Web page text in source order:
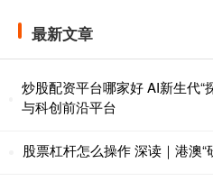
最新文章
炒股配资平台哪家好 AI新生代“
与科创前沿平台
股票杠杆怎么操作 深读｜港澳“